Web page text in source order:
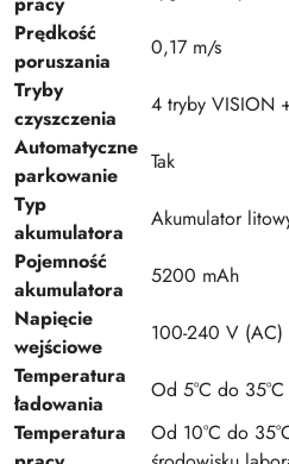
Prędkość
poruszania
0,17 m/s
Tryby
czyszczenia
4 tryby VISION
Automatyczne
parkowanie
Tak
Typ
akumulatora
Akumulator
Pojemność
akumulatora
5200 mAh
Napięcie
wejściowe
100-240 V (AC)
Temperatura
ładowania
Od 5°C do 35°C
Temperatura
Od 10°C do